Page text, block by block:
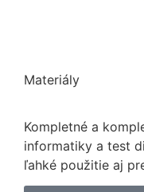
Materiály
Kompletné a
informatiky a test
ľahké použitie aj